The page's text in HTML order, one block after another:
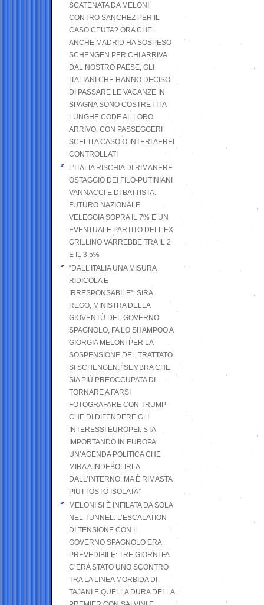
SCATENATA DA MELONI
CONTRO SANCHEZ PER IL
CASO CEUTA? ORA CHE
ANCHE MADRID HA SOSPESO
SCHENGEN PER CHI ARRIVA
DAL NOSTRO PAESE, GLI
ITALIANI CHE HANNO DECISO
DI PASSARE LE VACANZE IN
SPAGNA SONO COSTRETTI A
LUNGHE CODE AL LORO
ARRIVO, CON PASSEGGERI
SCELTI A CASO O INTERI AEREI
CONTROLLATI
L’ITALIA RISCHIA DI RIMANERE
OSTAGGIO DEI FILO-PUTINIANI
VANNACCI E DI BATTISTA.
FUTURO NAZIONALE
VELEGGIA SOPRA IL 7% E UN
EVENTUALE PARTITO DELL’EX
GRILLINO VARREBBE TRA IL 2
E IL 3.5%
“DALL’ITALIA UNA MISURA
RIDICOLA E
IRRESPONSABILE”: SIRA
REGO, MINISTRA DELLA
GIOVENTÙ DEL GOVERNO
SPAGNOLO, FA LO SHAMPOO A
GIORGIA MELONI PER LA
SOSPENSIONE DEL TRATTATO
SI SCHENGEN: “SEMBRA CHE
SIA PIÙ PREOCCUPATA DI
TORNARE A FARSI
FOTOGRAFARE CON TRUMP
CHE DI DIFENDERE GLI
INTERESSI EUROPEI. STA
IMPORTANDO IN EUROPA
UN’AGENDA POLITICA CHE
MIRA A INDEBOLIRLA
DALL’INTERNO. MA È RIMASTA
PIUTTOSTO ISOLATA”
MELONI SI È INFILATA DA SOLA
NEL TUNNEL. L’ESCALATION
DI TENSIONE CON IL
GOVERNO SPAGNOLO ERA
PREVEDIBILE: TRE GIORNI FA
C’ERA STATO UNO SCONTRO
TRA LA LINEA MORBIDA DI
TAJANI E QUELLA DURA DELLA